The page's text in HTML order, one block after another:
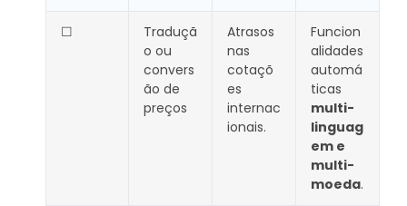
☐
Traduçã
o ou
convers
ão de
preços
Atrasos
nas
cotaçõ
es
internac
ionais.
Funcion
alidades
automá
ticas
multi-
linguag
em e
multi-
moeda.